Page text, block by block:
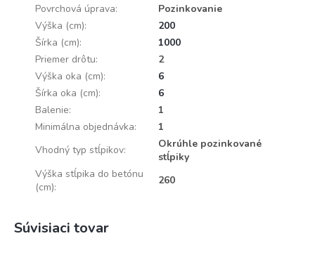
Povrchová úprava:
Pozinkovanie
Výška (cm):
200
Šírka (cm):
1000
Priemer drôtu:
2
Výška oka (cm):
6
Šírka oka (cm):
6
Balenie:
1
Minimálna objednávka:
1
Vhodný typ stĺpikov:
Okrúhle pozinkované
stĺpiky
Výška stĺpika do betónu
(cm):
260
Súvisiaci tovar